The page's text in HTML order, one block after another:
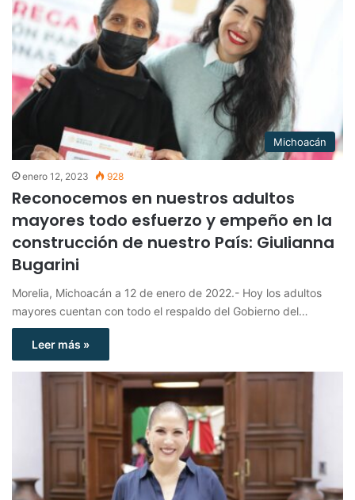
Michoacán
enero 12, 2023 928
Reconocemos en nuestros adultos
mayores todo esfuerzo y empeño en la
construcción de nuestro País: Giulianna
Bugarini
Morelia, Michoacán a 12 de enero de 2022.- Hoy los adultos
mayores cuentan con todo el respaldo del Gobierno del…
Leer más »